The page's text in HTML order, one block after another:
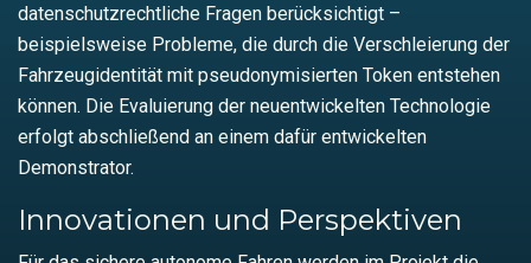
datenschutzrechtliche Fragen berücksichtigt –
beispielsweise Probleme, die durch die Verschleierung der
Fahrzeugidentität mit pseudonymisierten Token entstehen
können. Die Evaluierung der neuentwickelten Technologie
erfolgt abschließend an einem dafür entwickelten
Demonstrator.
Innovationen und Perspektiven